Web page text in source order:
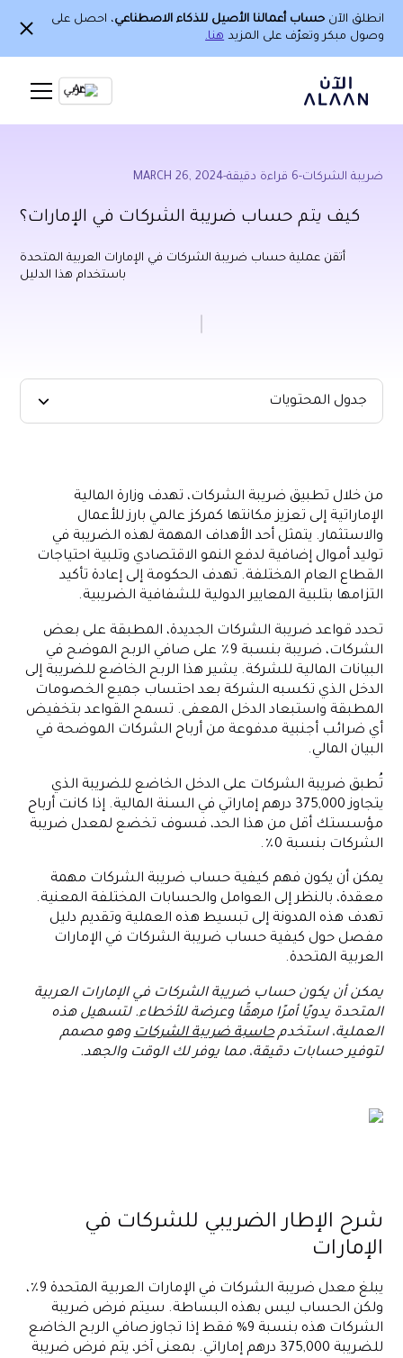
انطلق الآن حساب أعمالنا الأصيل للذكاء الاصطناعي، احصل على
وصول مبكر وتعرّف على المزيد هنا.
Ar
ضريبة الشركات-
6 قراءة دقيقة-
MARCH 26, 2024
كيف يتم حساب ضريبة الشركات في الإمارات؟
أتقن عملية حساب ضريبة الشركات في الإمارات العربية المتحدة
باستخدام هذا الدليل
جدول المحتويات
كيف تؤثر ضريبة الشركات في الإمارات العربية المتحدة على الشركات
من خلال تطبيق ضريبة الشركات، تهدف وزارة المالية
الإماراتية إلى تعزيز مكانتها كمركز عالمي بارز للأعمال
والاستثمار. يتمثل أحد الأهداف المهمة لهذه الضريبة في
توليد أموال إضافية لدفع النمو الاقتصادي وتلبية احتياجات
القطاع العام المختلفة. تهدف الحكومة إلى إعادة تأكيد
التزامها بتلبية المعايير الدولية للشفافية الضريبية.
تحدد قواعد ضريبة الشركات الجديدة، المطبقة على بعض
الشركات، ضريبة بنسبة 9٪ على صافي الربح الموضح في
البيانات المالية للشركة. يشير هذا الربح الخاضع للضريبة إلى
الدخل الذي تكسبه الشركة بعد احتساب جميع الخصومات
المطبقة واستبعاد الدخل المعفى. تسمح القواعد بتخفيض
أي ضرائب أجنبية مدفوعة من أرباح الشركات الموضحة في
البيان المالي.
تُطبق ضريبة الشركات على الدخل الخاضع للضريبة الذي
يتجاوز 375,000 درهم إماراتي في السنة المالية. إذا كانت أرباح
مؤسستك أقل من هذا الحد، فسوف تخضع لمعدل ضريبة
الشركات بنسبة 0٪.
يمكن أن يكون فهم كيفية حساب ضريبة الشركات مهمة
معقدة، بالنظر إلى العوامل والحسابات المختلفة المعنية.
تهدف هذه المدونة إلى تبسيط هذه العملية وتقديم دليل
مفصل حول كيفية حساب ضريبة الشركات في الإمارات
العربية المتحدة.
يمكن أن يكون حساب ضريبة الشركات في الإمارات العربية
المتحدة يدويًا أمرًا مرهقًا وعرضة للأخطاء. لتسهيل هذه
العملية، استخدمحاسبة ضريبة الشركاتوهو مصمم
لتوفير حسابات دقيقة، مما يوفر لك الوقت والجهد.
شرح الإطار الضريبي للشركات في
الإمارات
يبلغ معدل ضريبة الشركات في الإمارات العربية المتحدة 9٪،
ولكن الحساب ليس بهذه البساطة. سيتم فرض ضريبة
الشركات هذه بنسبة 9% فقط إذا تجاوز صافي الربح الخاضع
للضريبة 375,000 درهم إماراتي. بمعنى آخر، يتم فرض ضريبة